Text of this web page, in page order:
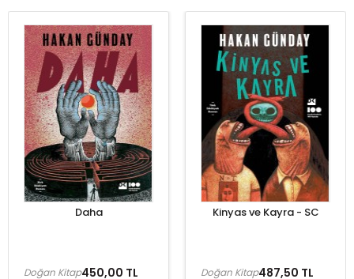
Daha
450,00 TL
Doğan Kitap
Kinyas ve Kayra - SC
487,50 TL
Doğan Kitap